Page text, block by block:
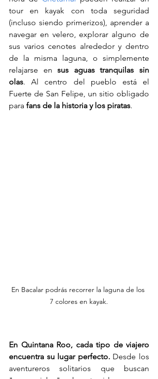
tour en kayak con toda seguridad
(incluso siendo primerizos), aprender a
navegar en velero, explorar alguno de
sus varios cenotes alrededor y dentro
de la misma laguna, o simplemente
relajarse en sus aguas tranquilas sin
olas. Al centro del pueblo está el
Fuerte de San Felipe, un sitio obligado
para fans de la historia y los piratas.
En Bacalar podrás recorrer la laguna de los
7 colores en kayak.
En Quintana Roo, cada tipo de viajero
encuentra su lugar perfecto. Desde los
aventureros solitarios que buscan